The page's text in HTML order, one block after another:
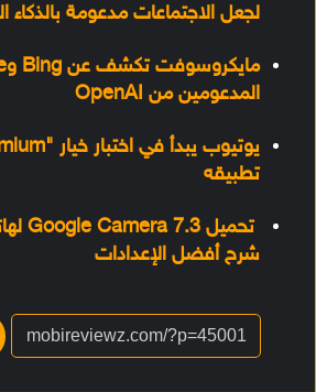
لجعل الاجتماعات مدعومة بالذكاء
المدعومين من OpenAI
تطبيقه
شرح أفضل الإعدادات